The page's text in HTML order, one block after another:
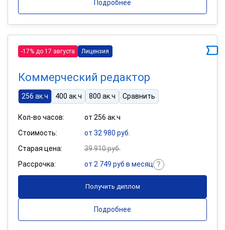
Подробнее
-17% до 17 августа Лицензия
Коммерческий редактор
256 ак.ч 400 ак.ч 800 ак.ч Сравнить
Кол-во часов:
от 256 ак.ч
Стоимость:
от 32 980 руб.
Старая цена:
39 910 руб.
Рассрочка:
от 2 749 руб в месяц
Получить диплом
Подробнее